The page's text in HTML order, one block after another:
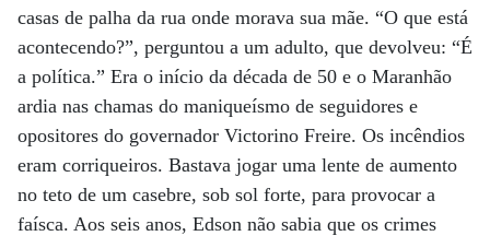
casas de palha da rua onde morava sua mãe. “O que está
acontecendo?”, perguntou a um adulto, que devolveu: “É
a política.” Era o início da década de 50 e o Maranhão
ardia nas chamas do maniqueísmo de seguidores e
opositores do governador Victorino Freire. Os incêndios
eram corriqueiros. Bastava jogar uma lente de aumento
no teto de um casebre, sob sol forte, para provocar a
faísca. Aos seis anos, Edson não sabia que os crimes